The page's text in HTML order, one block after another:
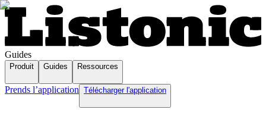
Guides
Produit Guides Ressources
Prends l’application Télécharger l'application